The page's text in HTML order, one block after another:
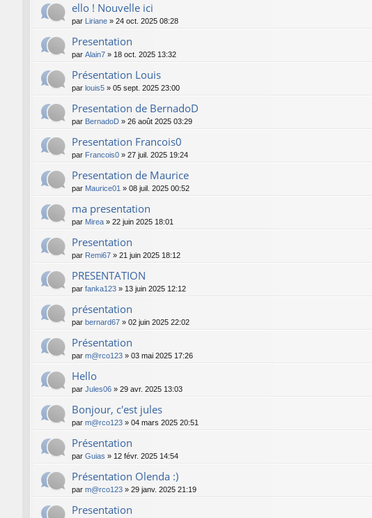
ello ! Nouvelle ici
par Liriane » 24 oct. 2025 08:28
Presentation
par Alain7 » 18 oct. 2025 13:32
Présentation Louis
par louis5 » 05 sept. 2025 23:00
Presentation de BernadoD
par BernadoD » 26 août 2025 03:29
Presentation Francois0
par Francois0 » 27 juil. 2025 19:24
Presentation de Maurice
par Maurice01 » 08 juil. 2025 00:52
ma presentation
par Mirea » 22 juin 2025 18:01
Presentation
par Remi67 » 21 juin 2025 18:12
PRESENTATION
par fanka123 » 13 juin 2025 12:12
présentation
par bernard67 » 02 juin 2025 22:02
Présentation
par m@rco123 » 03 mai 2025 17:26
Hello
par Jules06 » 29 avr. 2025 13:03
Bonjour, c'est jules
par m@rco123 » 04 mars 2025 20:51
Présentation
par Guias » 12 févr. 2025 14:54
Présentation Olenda :)
par m@rco123 » 29 janv. 2025 21:19
Presentation